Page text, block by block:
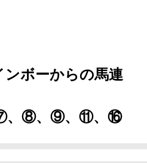
ボーからの馬連
⑧、⑨、⑪、⑯